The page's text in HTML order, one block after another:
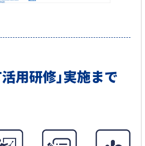
用研修｣実施まで